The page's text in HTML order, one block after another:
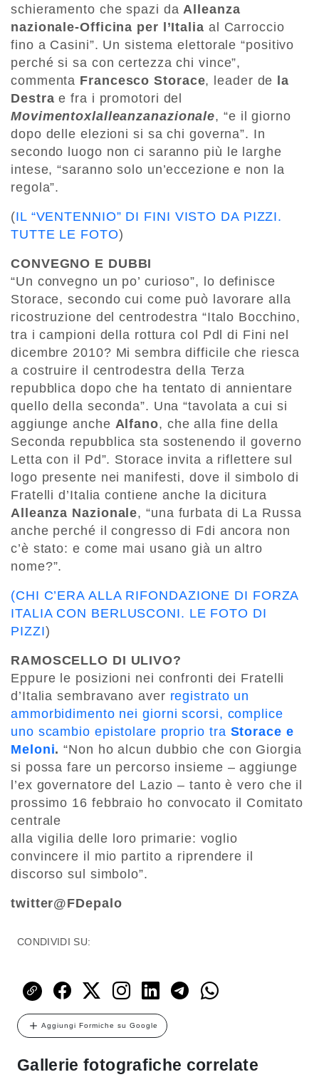
schieramento che spazi da Alleanza
nazionale-Officina per l’Italia al Carroccio
fino a Casini”. Un sistema elettorale “positivo
perché si sa con certezza chi vince”,
commenta Francesco Storace, leader de la
Destra e fra i promotori del
Movimentoxlalleanzanazionale, “e il giorno
dopo delle elezioni si sa chi governa”. In
secondo luogo non ci saranno più le larghe
intese, “saranno solo un’eccezione e non la
regola”.
(IL “VENTENNIO” DI FINI VISTO DA PIZZI.
TUTTE LE FOTO)
CONVEGNO E DUBBI
“Un convegno un po’ curioso”, lo definisce
Storace, secondo cui come può lavorare alla
ricostruzione del centrodestra “Italo Bocchino,
tra i campioni della rottura col Pdl di Fini nel
dicembre 2010? Mi sembra difficile che riesca
a costruire il centrodestra della Terza
repubblica dopo che ha tentato di annientare
quello della seconda”. Una “tavolata a cui si
aggiunge anche Alfano, che alla fine della
Seconda repubblica sta sostenendo il governo
Letta con il Pd”. Storace invita a riflettere sul
logo presente nei manifesti, dove il simbolo di
Fratelli d’Italia contiene anche la dicitura
Alleanza Nazionale, “una furbata di La Russa
anche perché il congresso di Fdi ancora non
c’è stato: e come mai usano già un altro
nome?”.
(CHI C’ERA ALLA RIFONDAZIONE DI FORZA
ITALIA CON BERLUSCONI. LE FOTO DI
PIZZI)
RAMOSCELLO DI ULIVO?
Eppure le posizioni nei confronti dei Fratelli
d’Italia sembravano aver registrato un
ammorbidimento nei giorni scorsi, complice
uno scambio epistolare proprio tra Storace e
Meloni. “Non ho alcun dubbio che con Giorgia
si possa fare un percorso insieme – aggiunge
l’ex governatore del Lazio – tanto è vero che il
prossimo 16 febbraio ho convocato il Comitato
centrale
alla vigilia delle loro primarie: voglio
convincere il mio partito a riprendere il
discorso sul simbolo”.
twitter@FDepalo
CONDIVIDI SU:
Aggiungi Formiche su Google
Gallerie fotografiche correlate